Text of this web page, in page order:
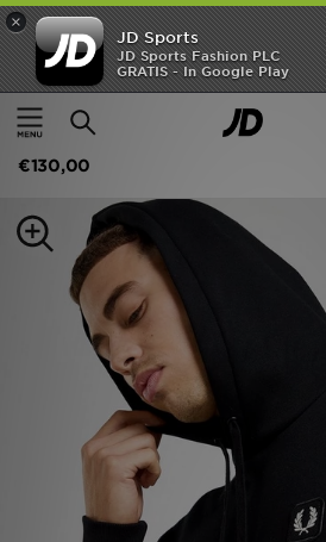
×
JD Sports
JD Sports Fashion PLC
GRATIS - In Google Play
Thuis
Heren Herenkleding Hoodies
Fred Perry Badge Overhead Hoodie
€130,00
Home
Offers
Dames
Collecties